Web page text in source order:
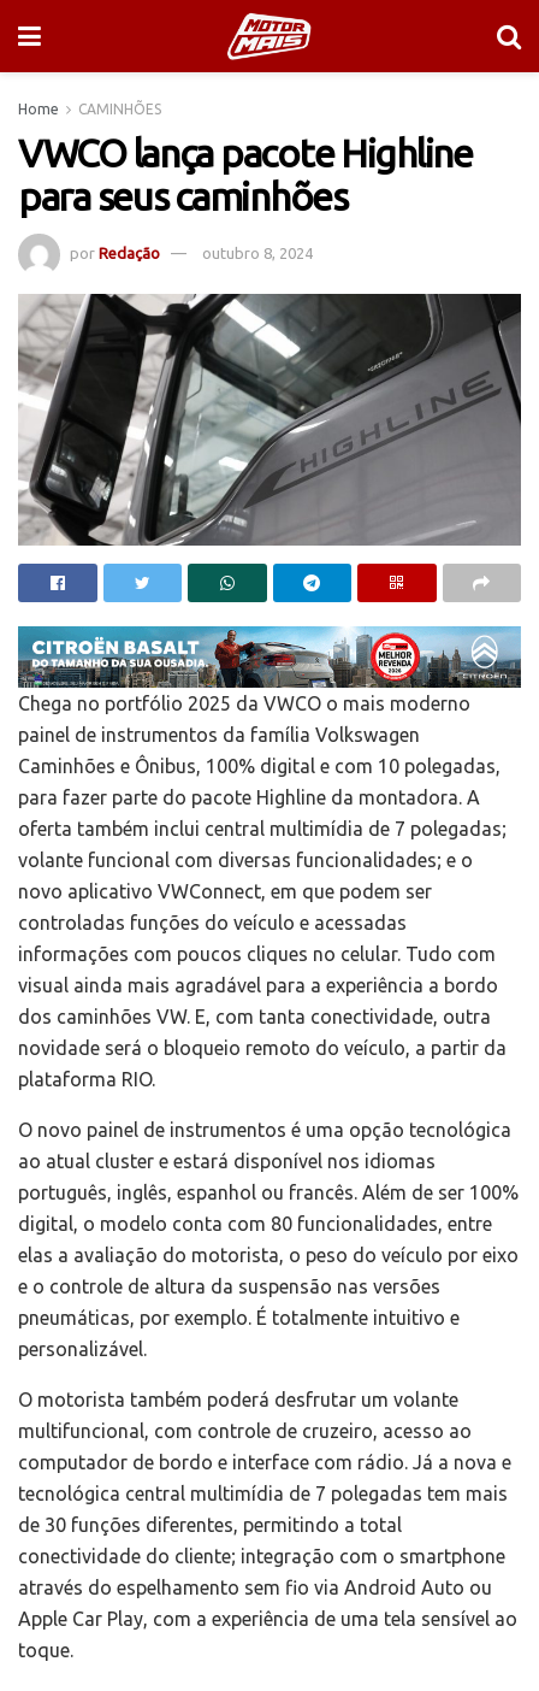
Home CAMINHÕES
VWCO lança pacote Highline
para seus caminhões
por Redação outubro 8, 2024
Chega no portfólio 2025 da VWCO o mais moderno
painel de instrumentos da família Volkswagen
Caminhões e Ônibus, 100% digital e com 10 polegadas,
para fazer parte do pacote Highline da montadora. A
oferta também inclui central multimídia de 7 polegadas;
volante funcional com diversas funcionalidades; e o
novo aplicativo VWConnect, em que podem ser
controladas funções do veículo e acessadas
informações com poucos cliques no celular. Tudo com
visual ainda mais agradável para a experiência a bordo
dos caminhões VW. E, com tanta conectividade, outra
novidade será o bloqueio remoto do veículo, a partir da
plataforma RIO.
O novo painel de instrumentos é uma opção tecnológica
ao atual cluster e estará disponível nos idiomas
português, inglês, espanhol ou francês. Além de ser 100%
digital, o modelo conta com 80 funcionalidades, entre
elas a avaliação do motorista, o peso do veículo por eixo
e o controle de altura da suspensão nas versões
pneumáticas, por exemplo. É totalmente intuitivo e
personalizável.
O motorista também poderá desfrutar um volante
multifuncional, com controle de cruzeiro, acesso ao
computador de bordo e interface com rádio. Já a nova e
tecnológica central multimídia de 7 polegadas tem mais
de 30 funções diferentes, permitindo a total
conectividade do cliente; integração com o smartphone
através do espelhamento sem fio via Android Auto ou
Apple Car Play, com a experiência de uma tela sensível ao
toque.